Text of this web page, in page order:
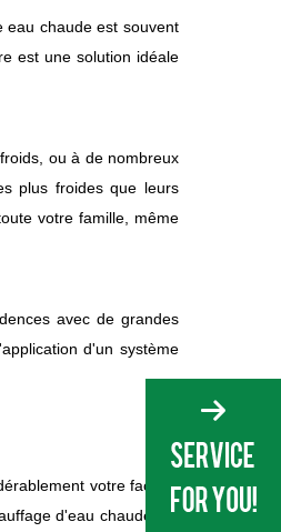
eau chaude est souvent
est une solution idéale
ou à de nombreux
plus froides que leurs
votre famille, même
avec de grandes
d'un système
votre facture
d'eau chaude ont